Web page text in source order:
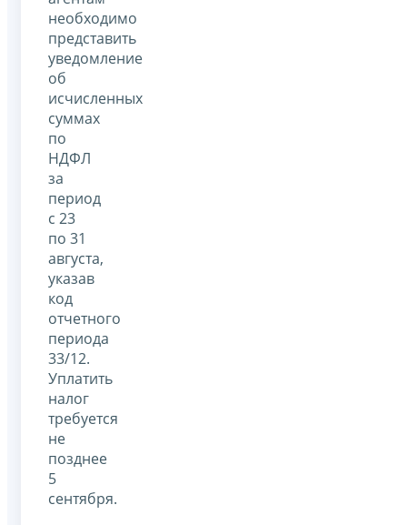
необходимо
представить
уведомление
об
исчисленных
суммах
по
НДФЛ
за
период
с 23
по 31
августа,
указав
код
отчетного
периода
33/12.
Уплатить
налог
требуется
не
позднее
5
сентября.